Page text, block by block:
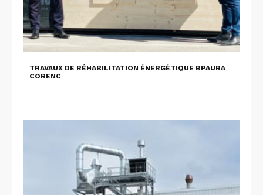
TRAVAUX DE RÉHABILITATION ÉNERGÉTIQUE BPAURA
CORENC